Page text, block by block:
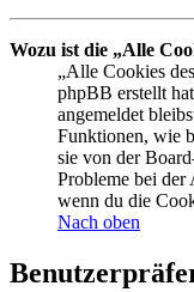
Wozu ist die „Alle
„Alle Cookies
phpBB erstellt
angemeldet
Funktionen, wie
sie von der
Probleme bei der
wenn du die
Nach oben